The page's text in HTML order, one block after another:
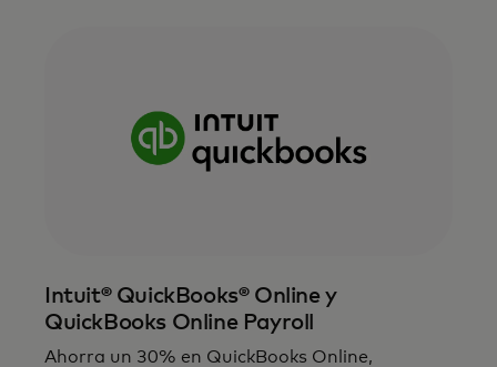
Intuit® QuickBooks® Online y
QuickBooks Online Payroll
Ahorra un 30% en QuickBooks Online,